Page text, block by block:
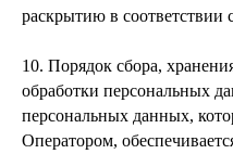
раскрытию в соответствии
10. Порядок сбора,
обработки персональных
персональных данных,
Оператором,